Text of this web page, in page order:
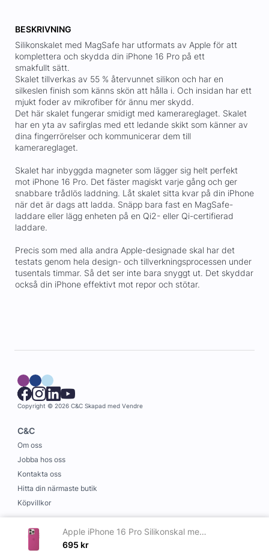
Apple iPhone 16 Pro Silikonskal med MagSafe Lila Fuchsia
695 kr
BESKRIVNING
Silikonskalet med MagSafe har utformats av Apple för att
komplettera och skydda din iPhone 16 Pro på ett
smakfullt sätt.
Skalet tillverkas av 55 % återvunnet silikon och har en
silkeslen finish som känns skön att hålla i. Och insidan har ett
mjukt foder av mikrofiber för ännu mer skydd.
Det här skalet fungerar smidigt med kamerareglaget. Skalet
har en yta av safirglas med ett ledande skikt som känner av
dina fingerrörelser och kommunicerar dem till
kamerareglaget.
Skalet har inbyggda magneter som lägger sig helt perfekt
mot iPhone 16 Pro. Det fäster magiskt varje gång och ger
snabbare trådlös laddning. Låt skalet sitta kvar på din iPhone
när det är dags att ladda. Snäpp bara fast en MagSafe-
laddare eller lägg enheten på en Qi2- eller Qi-certifierad
laddare.
Precis som med alla andra Apple-designade skal har det
testats genom hela design- och tillverkningsprocessen under
tusentals timmar. Så det ser inte bara snyggt ut. Det skyddar
också din iPhone effektivt mot repor och stötar.
Copyright © 2026 C&C Skapad med Vendre
C&C
Om oss
Jobba hos oss
Kontakta oss
Hitta din närmaste butik
Köpvillkor
Information
Leverans och betalning